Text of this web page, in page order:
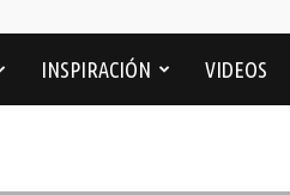
INSPIRACIÓN VIDEOS